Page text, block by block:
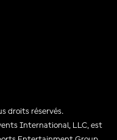
droits réservés.
International, LLC, est